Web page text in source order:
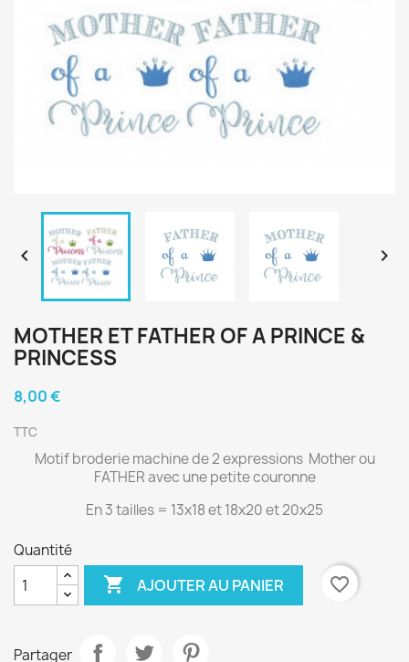
 
MOTHER ET FATHER OF A PRINCE &
PRINCESS
8,00 €
TTC
Motif broderie machine de 2 expressions Mother ou
FATHER avec une petite couronne
En 3 tailles = 13x18 et 18x20 et 20x25
Quantité
 AJOUTER AU PANIER favorite_border
Partager